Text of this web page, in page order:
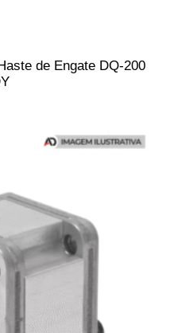
de Engate DQ-200